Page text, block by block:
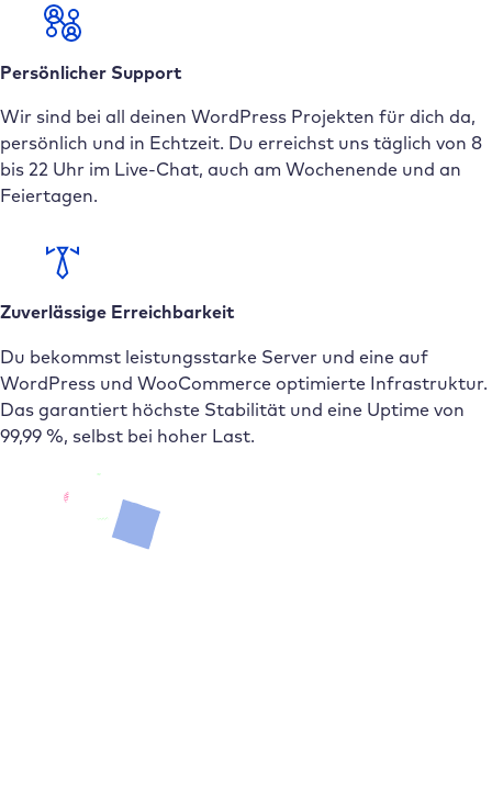
Persönlicher Support
Wir sind bei all deinen WordPress Projekten für dich da,
persönlich und in Echtzeit. Du erreichst uns täglich von 8
bis 22 Uhr im Live-Chat, auch am Wochenende und an
Feiertagen.
Zuverlässige Erreichbarkeit
Du bekommst leistungsstarke Server und eine auf
WordPress und WooCommerce optimierte Infrastruktur.
Das garantiert höchste Stabilität und eine Uptime von
99,99 %, selbst bei hoher Last.